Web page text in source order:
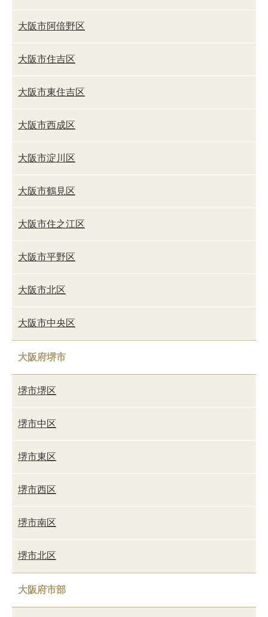
大阪市阿倍野区
大阪市住吉区
大阪市東住吉区
大阪市西成区
大阪市淀川区
大阪市鶴見区
大阪市住之江区
大阪市平野区
大阪市北区
大阪市中央区
大阪府堺市
堺市堺区
堺市中区
堺市東区
堺市西区
堺市南区
堺市北区
大阪府市部